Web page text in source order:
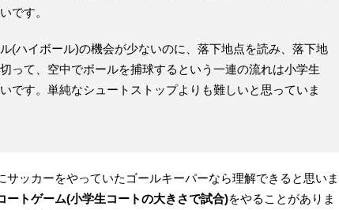
です。
(ハイボール)の機会が少ないのに、落下地点を読み、落下地
って、空中でボールを捕球するという一連の流れは小学生
です。単純なシュートストップよりも難しいと思っていま
サッカーをやっていたゴールキーパーなら理解できると思いま
ートゲーム(小学生コートの大きさで試合)をやることがありま